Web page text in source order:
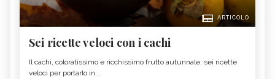
ARTICOLO
Sei ricette veloci con i cachi
Il cachi, coloratissimo e ricchissimo frutto autunnale: sei ricette
veloci per portarlo in...